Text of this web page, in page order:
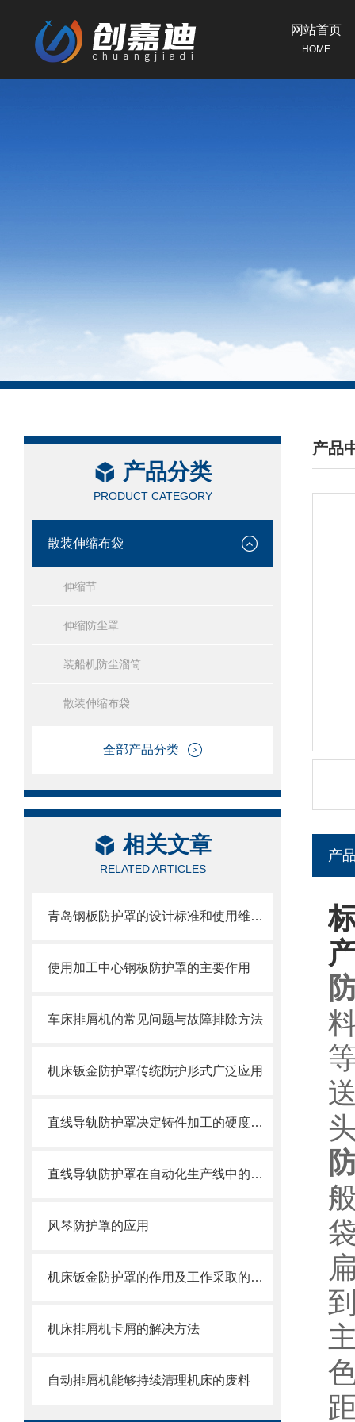
网站首页
HOME
产品分类
PRODUCT CATEGORY
散装伸缩布袋
伸缩节
伸缩防尘罩
装船机防尘溜筒
散装伸缩布袋
全部产品分类
相关文章
RELATED ARTICLES
青岛钢板防护罩的设计标准和使用维护方式
使用加工中心钢板防护罩的主要作用
车床排屑机的常见问题与故障排除方法
机床钣金防护罩传统防护形式广泛应用
直线导轨防护罩决定铸件加工的硬度值指标
直线导轨防护罩在自动化生产线中的作用
风琴防护罩的应用
机床钣金防护罩的作用及工作采取的方法
机床排屑机卡屑的解决方法
自动排屑机能够持续清理机床的废料
产品
/
产